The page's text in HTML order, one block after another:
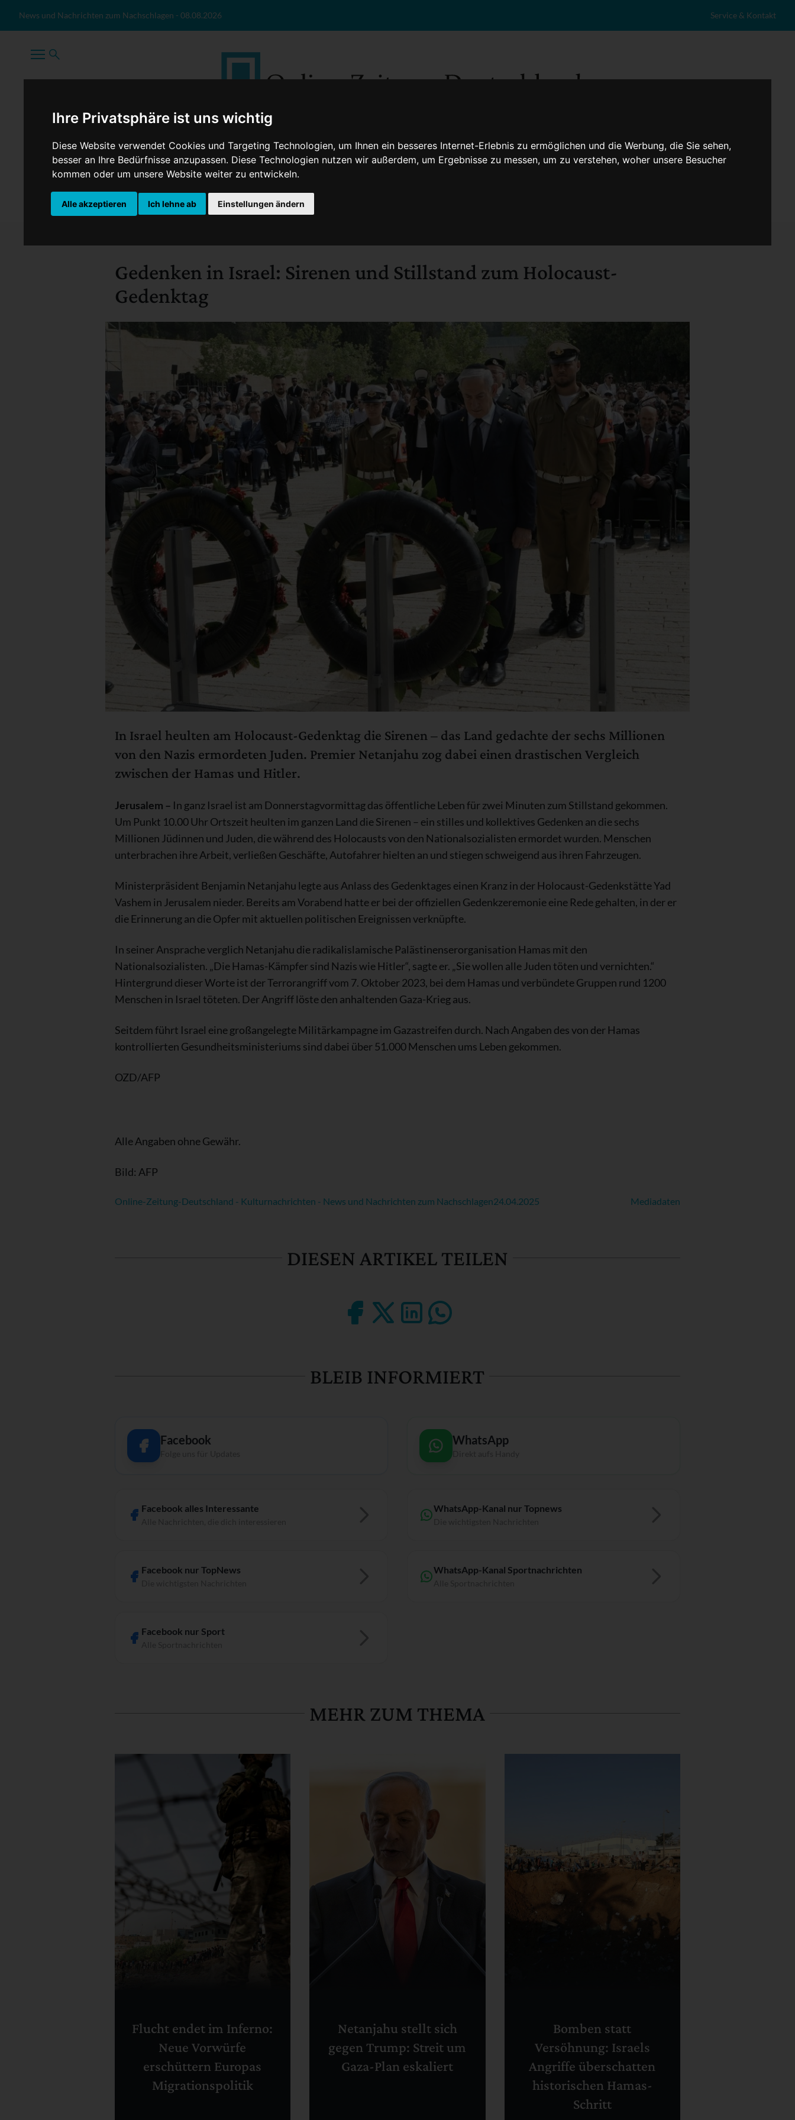
Ihre Privatsphäre ist uns wichtig
Diese Website verwendet Cookies und Targeting Technologien, um Ihnen ein besseres Internet-Erlebnis zu ermöglichen und die Werbung, die Sie sehen,
besser an Ihre Bedürfnisse anzupassen. Diese Technologien nutzen wir außerdem, um Ergebnisse zu messen, um zu verstehen, woher unsere Besucher
kommen oder um unsere Website weiter zu entwickeln.
Alle akzeptieren Ich lehne ab Einstellungen ändern
News und Nachrichten zum Nachschlagen - 08.08.2026 Service & Kontakt
TopNews Politik Sport Wirtschaft Firmennews Gesellschaft
Gedenken in Israel: Sirenen und Stillstand zum Holocaust-
Gedenktag
In Israel heulten am Holocaust-Gedenktag die Sirenen – das Land gedachte der sechs Millionen
von den Nazis ermordeten Juden. Premier Netanjahu zog dabei einen drastischen Vergleich
zwischen der Hamas und Hitler.
Jerusalem – In ganz Israel ist am Donnerstagvormittag das öffentliche Leben für zwei Minuten zum Stillstand gekommen.
Um Punkt 10.00 Uhr Ortszeit heulten im ganzen Land die Sirenen – ein stilles und kollektives Gedenken an die sechs
Millionen Jüdinnen und Juden, die während des Holocausts von den Nationalsozialisten ermordet wurden. Menschen
unterbrachen ihre Arbeit, verließen Geschäfte, Autofahrer hielten an und stiegen schweigend aus ihren Fahrzeugen.
Ministerpräsident Benjamin Netanjahu legte aus Anlass des Gedenktages einen Kranz in der Holocaust-Gedenkstätte Yad
Vashem in Jerusalem nieder. Bereits am Vorabend hatte er bei der offiziellen Gedenkzeremonie eine Rede gehalten, in der er
die Erinnerung an die Opfer mit aktuellen politischen Ereignissen verknüpfte.
In seiner Ansprache verglich Netanjahu die radikalislamische Palästinenserorganisation Hamas mit den
Nationalsozialisten. „Die Hamas-Kämpfer sind Nazis wie Hitler“, sagte er. „Sie wollen alle Juden töten und vernichten.“
Hintergrund dieser Worte ist der Terrorangriff vom 7. Oktober 2023, bei dem Hamas und verbündete Gruppen rund 1200
Menschen in Israel töteten. Der Angriff löste den anhaltenden Gaza-Krieg aus.
Seitdem führt Israel eine großangelegte Militärkampagne im Gazastreifen durch. Nach Angaben des von der Hamas
kontrollierten Gesundheitsministeriums sind dabei über 51.000 Menschen ums Leben gekommen.
OZD/AFP
Alle Angaben ohne Gewähr.
Bild: AFP
Online-Zeitung-Deutschland - Kulturnachrichten - News und Nachrichten zum Nachschlagen24.04.2025 Mediadaten
DIESEN ARTIKEL TEILEN
BLEIB INFORMIERT
Facebook
Folge uns für Updates
Facebook alles Interessante
Facebook nur TopNews
Facebook nur Sport
WhatsApp
Direkt aufs Handy
WhatsApp-Kanal nur Topnews
WhatsApp-Kanal Sportnachrichten
MEHR ZUM THEMA
Flucht endet im Inferno:
Neue Vorwürfe
erschüttern Europas
Migrationspolitik
Netanjahu stellt sich
gegen Trump: Streit um
Gaza-Plan eskaliert
Bomben statt
Versöhnung: Israels
Angriffe überschatten
historischen Hamas-
Schritt